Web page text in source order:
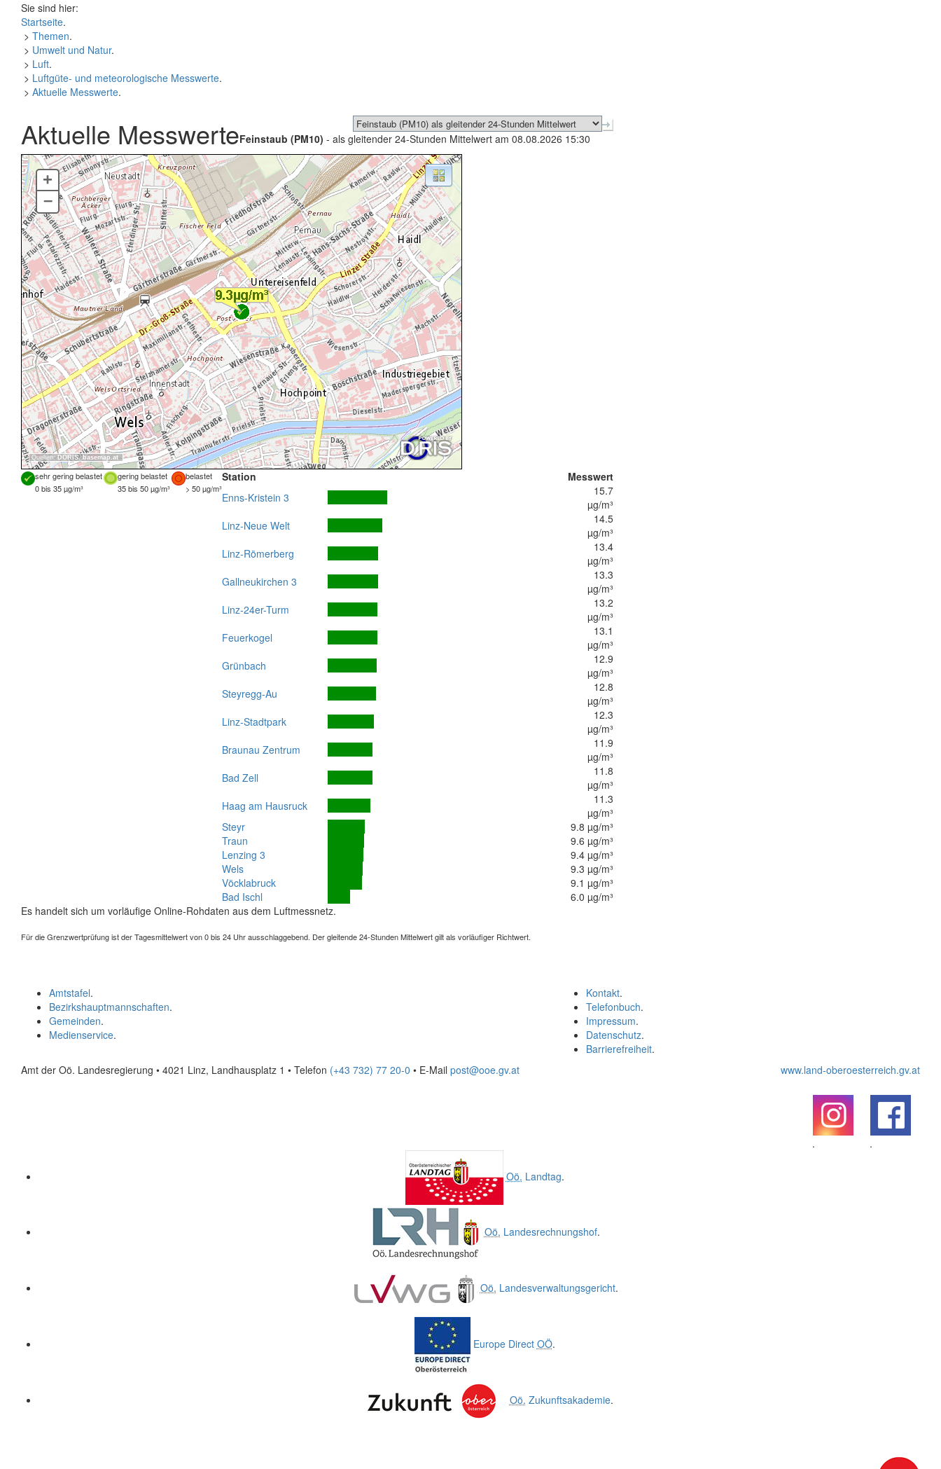
Sie sind hier:
Startseite.
> Themen.
> Umwelt und Natur.
> Luft.
> Luftgüte- und meteorologische Messwerte.
> Aktuelle Messwerte.
Aktuelle MesswerteFeinstaub (PM10) - als gleitender 24-Stunden Mittelwert am 08.08.2026 15:30
Quellen: DORIS, basemap.at
+
–
sehr gering belastet gering belastet
belastet
0 bis 35 µg/m³
35 bis 50 µg/m³ > 50 µg/m³
Station
Messwert
Enns-Kristein 3
15.7
µg/m³
Linz-Neue Welt
14.5
µg/m³
Linz-Römerberg
13.4
µg/m³
Gallneukirchen 3
13.3
µg/m³
Linz-24er-Turm
13.2
µg/m³
Feuerkogel
13.1
µg/m³
Grünbach
12.9
µg/m³
Steyregg-Au
12.8
µg/m³
Linz-Stadtpark
12.3
µg/m³
Braunau Zentrum
11.9
µg/m³
Bad Zell
11.8
µg/m³
Haag am Hausruck
11.3
µg/m³
Steyr
9.8 µg/m³
Traun
9.6 µg/m³
Lenzing 3
9.4 µg/m³
Wels
9.3 µg/m³
Vöcklabruck
9.1 µg/m³
Bad Ischl
6.0 µg/m³
Es handelt sich um vorläufige Online-Rohdaten aus dem Luftmessnetz.
Für die Grenzwertprüfung ist der Tagesmittelwert von 0 bis 24 Uhr ausschlaggebend. Der gleitende 24-Stunden Mittelwert gilt als vorläufiger Richtwert.
Kontakt.
Telefonbuch.
Impressum.
Datenschutz.
Barrierefreiheit.
Amtstafel.
Bezirkshauptmannschaften.
Gemeinden.
Medienservice.
Amt der Oö. Landesregierung • 4021 Linz, Landhausplatz 1 • Telefon (+43 732) 77 20-0 • E-Mail post@ooe.gv.at www.land-oberoesterreich.gv.at
.
.
Oö. Landtag.
Oö. Landesrechnungshof.
Oö. Landesverwaltungsgericht.
Europe Direct OÖ.
Oö. Zukunftsakademie.